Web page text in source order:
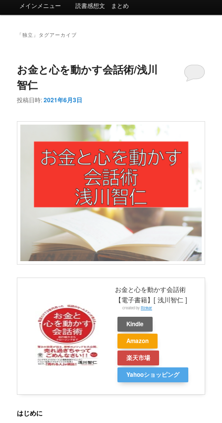
ュ
メインメニュー 読書感想文 まとめ
「独立 」タグアーカイブ
お金と心を動かす会話術/浅川
智仁
投稿日時:2021年6月3日
お金と心を動かす会話術
【電子書籍】[ 浅川智仁 ]
created byRinker
Kindle
Amazon
楽天市場
Yahooショッピング
はじめに